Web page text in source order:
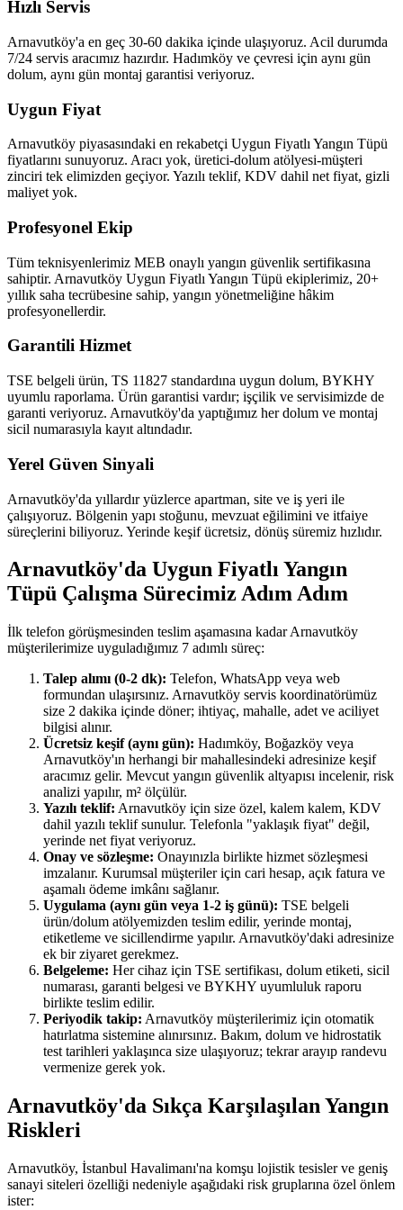
Hızlı Servis
Arnavutköy'a en geç 30-60 dakika içinde ulaşıyoruz. Acil durumda
7/24 servis aracımız hazırdır. Hadımköy ve çevresi için aynı gün
dolum, aynı gün montaj garantisi veriyoruz.
Uygun Fiyat
Arnavutköy piyasasındaki en rekabetçi Uygun Fiyatlı Yangın Tüpü
fiyatlarını sunuyoruz. Aracı yok, üretici-dolum atölyesi-müşteri
zinciri tek elimizden geçiyor. Yazılı teklif, KDV dahil net fiyat, gizli
maliyet yok.
Profesyonel Ekip
Tüm teknisyenlerimiz MEB onaylı yangın güvenlik sertifikasına
sahiptir. Arnavutköy Uygun Fiyatlı Yangın Tüpü ekiplerimiz, 20+
yıllık saha tecrübesine sahip, yangın yönetmeliğine hâkim
profesyonellerdir.
Garantili Hizmet
TSE belgeli ürün, TS 11827 standardına uygun dolum, BYKHY
uyumlu raporlama. Ürün garantisi vardır; işçilik ve servisimizde de
garanti veriyoruz. Arnavutköy'da yaptığımız her dolum ve montaj
sicil numarasıyla kayıt altındadır.
Yerel Güven Sinyali
Arnavutköy'da yıllardır yüzlerce apartman, site ve iş yeri ile
çalışıyoruz. Bölgenin yapı stoğunu, mevzuat eğilimini ve itfaiye
süreçlerini biliyoruz. Yerinde keşif ücretsiz, dönüş süremiz hızlıdır.
Arnavutköy'da Uygun Fiyatlı Yangın
Tüpü Çalışma Sürecimiz Adım Adım
İlk telefon görüşmesinden teslim aşamasına kadar Arnavutköy
müşterilerimize uyguladığımız 7 adımlı süreç:
Talep alımı (0-2 dk): Telefon, WhatsApp veya web
formundan ulaşırsınız. Arnavutköy servis koordinatörümüz
size 2 dakika içinde döner; ihtiyaç, mahalle, adet ve aciliyet
bilgisi alınır.
Ücretsiz keşif (aynı gün): Hadımköy, Boğazköy veya
Arnavutköy'ın herhangi bir mahallesindeki adresinize keşif
aracımız gelir. Mevcut yangın güvenlik altyapısı incelenir, risk
analizi yapılır, m² ölçülür.
Yazılı teklif: Arnavutköy için size özel, kalem kalem, KDV
dahil yazılı teklif sunulur. Telefonla "yaklaşık fiyat" değil,
yerinde net fiyat veriyoruz.
Onay ve sözleşme: Onayınızla birlikte hizmet sözleşmesi
imzalanır. Kurumsal müşteriler için cari hesap, açık fatura ve
aşamalı ödeme imkânı sağlanır.
Uygulama (aynı gün veya 1-2 iş günü): TSE belgeli
ürün/dolum atölyemizden teslim edilir, yerinde montaj,
etiketleme ve sicillendirme yapılır. Arnavutköy'daki adresinize
ek bir ziyaret gerekmez.
Belgeleme: Her cihaz için TSE sertifikası, dolum etiketi, sicil
numarası, garanti belgesi ve BYKHY uyumluluk raporu
birlikte teslim edilir.
Periyodik takip: Arnavutköy müşterilerimiz için otomatik
hatırlatma sistemine alınırsınız. Bakım, dolum ve hidrostatik
test tarihleri yaklaşınca size ulaşıyoruz; tekrar arayıp randevu
vermenize gerek yok.
Arnavutköy'da Sıkça Karşılaşılan Yangın
Riskleri
Arnavutköy, İstanbul Havalimanı'na komşu lojistik tesisler ve geniş
sanayi siteleri özelliği nedeniyle aşağıdaki risk gruplarına özel önlem
ister: